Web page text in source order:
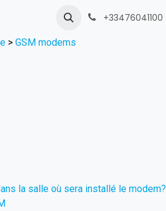
+33476041100
> GSM modems
la salle où sera installé le modem?